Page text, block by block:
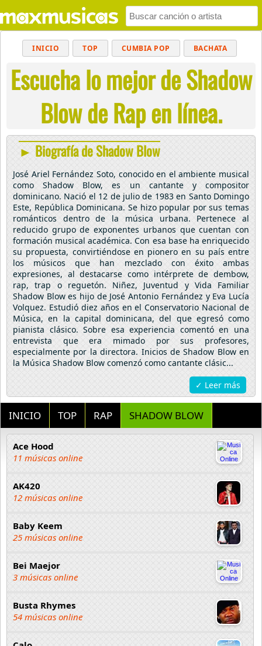
INICIO TOP CUMBIA POP BACHATA
MUSICA CRISTIANA REGGAETON
BALADAS ALTERNATIVO ELECTRÓNICA
CUMBIAS
Escucha lo mejor de Shadow
Blow de Rap en línea.
► Biografía de Shadow Blow
José Ariel Fernández Soto, conocido en el ambiente musical
como Shadow Blow, es un cantante y compositor
dominicano. Nació el 12 de julio de 1983 en Santo Domingo
Este, República Dominicana. Se hizo popular por sus temas
románticos dentro de la música urbana. Pertenece al
reducido grupo de exponentes urbanos que cuentan con
formación musical académica. Con esa base ha enriquecido
su propuesta, convirtiéndose en pionero en su país entre
los músicos que han mezclado con éxito ambas
expresiones, al destacarse como intérprete de dembow,
rap, trap o reguetón. Niñez, Juventud y Vida Familiar
Shadow Blow es hijo de José Antonio Fernández y Eva Lucía
Volquez. Estudió diez años en el Conservatorio Nacional de
Música, en la capital dominicana, del que egresó como
pianista clásico. Sobre esa experiencia comentó en una
entrevista que era mimado por sus profesores,
especialmente por la directora. Inicios de Shadow Blow en
la Música Shadow Blow comenzó como cantante clásic...
✓ Leer más
INICIO TOP RAP SHADOW BLOW
Ace Hood
11 músicas online
AK420
12 músicas online
Baby Keem
25 músicas online
Bei Maejor
3 músicas online
Busta Rhymes
54 músicas online